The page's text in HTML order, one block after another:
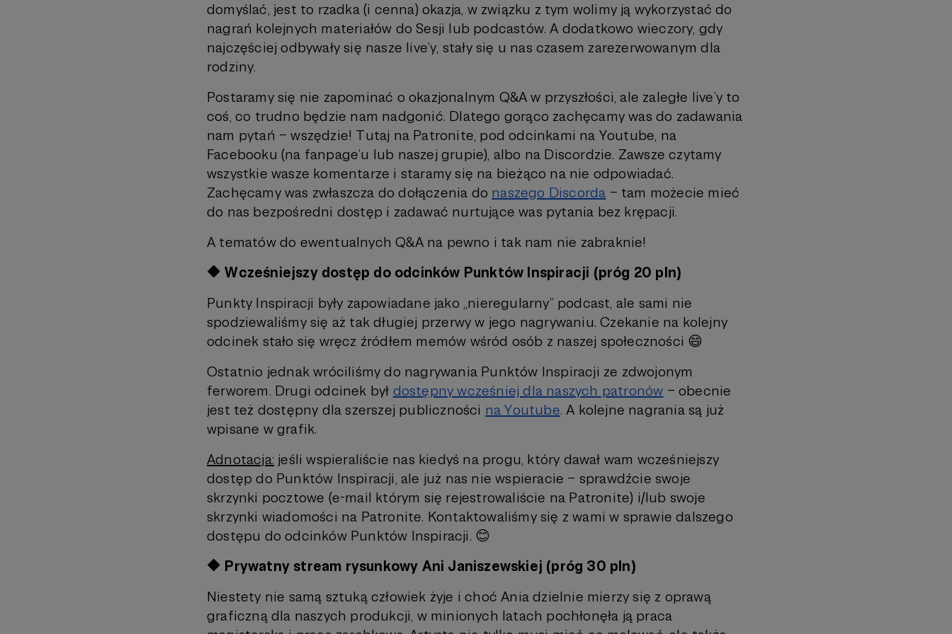
domyślać, jest to rzadka (i cenna) okazja, w związku z tym wolimy ją wykorzystać do
nagrań kolejnych materiałów do Sesji lub podcastów. A dodatkowo wieczory, gdy
najczęściej odbywały się nasze live’y, stały się u nas czasem zarezerwowanym dla
rodziny.
Postaramy się nie zapominać o okazjonalnym Q&A w przyszłości, ale zaległe live’y to
coś, co trudno będzie nam nadgonić. Dlatego gorąco zachęcamy was do zadawania
nam pytań – wszędzie! Tutaj na Patronite, pod odcinkami na Youtube, na
Facebooku (na fanpage’u lub naszej grupie), albo na Discordzie. Zawsze czytamy
wszystkie wasze komentarze i staramy się na bieżąco na nie odpowiadać.
Zachęcamy was zwłaszcza do dołączenia do naszego Discorda – tam możecie mieć
do nas bezpośredni dostęp i zadawać nurtujące was pytania bez krępacji.
A tematów do ewentualnych Q&A na pewno i tak nam nie zabraknie!
🔶 Wcześniejszy dostęp do odcinków Punktów Inspiracji (próg 20 pln)
Punkty Inspiracji były zapowiadane jako „nieregularny” podcast, ale sami nie
spodziewaliśmy się aż tak długiej przerwy w jego nagrywaniu. Czekanie na kolejny
odcinek stało się wręcz źródłem memów wśród osób z naszej społeczności 😄
Ostatnio jednak wróciliśmy do nagrywania Punktów Inspiracji ze zdwojonym
ferworem. Drugi odcinek był dostępny wcześniej dla naszych patronów – obecnie
jest też dostępny dla szerszej publiczności na Youtube. A kolejne nagrania są już
wpisane w grafik.
Adnotacja: jeśli wspieraliście nas kiedyś na progu, który dawał wam wcześniejszy
dostęp do Punktów Inspiracji, ale już nas nie wspieracie – sprawdźcie swoje
skrzynki pocztowe (e-mail którym się rejestrowaliście na Patronite) i/lub swoje
skrzynki wiadomości na Patronite. Kontaktowaliśmy się z wami w sprawie dalszego
dostępu do odcinków Punktów Inspiracji. 😊
🔶 Prywatny stream rysunkowy Ani Janiszewskiej (próg 30 pln)
Niestety nie samą sztuką człowiek żyje i choć Ania dzielnie mierzy się z oprawą
graficzną dla naszych produkcji, w minionych latach pochłonęła ją praca